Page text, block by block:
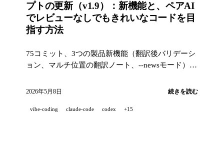
プトの更新（v1.9）：新機能と、ペアAI
でレビューなしでもきれいなコードを目
指す方法
75コミット、3つの製品新機能（翻訳後バリデーシ
ョン、マルチ位置の翻訳ノート、--newsモード）
のテスト、AI支援PRレビュー）で、プロジェクト
指すための取り組み。
2026年5月8日 続きを読む
vibe-coding claude-code codex +15